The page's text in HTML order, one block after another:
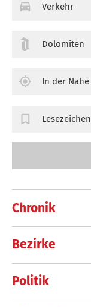
Chronik
Bezirke
Politik
Verkehr
Dolomiten
In der Nähe
Lesezeichen